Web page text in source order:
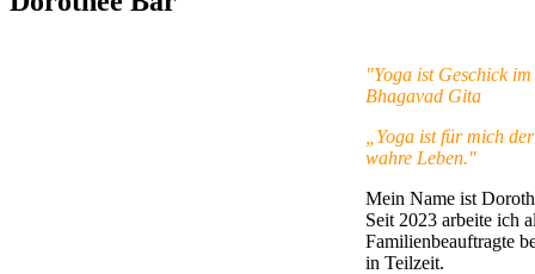
"Yoga ist Geschick
Bhagavad Gita
„Yoga ist für mich
wahre Leben."
Mein Name ist
Seit 2023 arbeite ich
Familienbeauftragte
in Teilzeit.